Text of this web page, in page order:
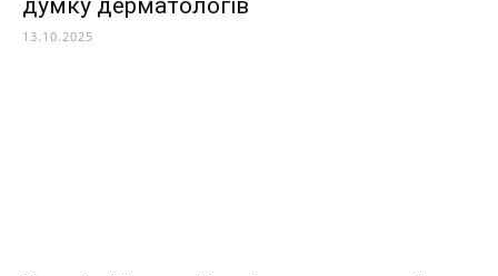
13.10.2025